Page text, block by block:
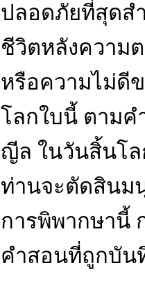
ปลอดภัยที่สุดส
ชีวิตหลังความ
หรือความไม่ดี
โลกใบนี้ ตาม
ญีล ในวันสิ้นโ
ท่านจะตัดสินม
การพิพากษานี้
คำสอนที่ถูกบั